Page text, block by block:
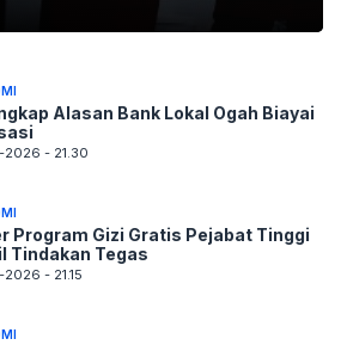
Alasan Bank Lokal Ogah Biayai
- 21.30
Program Gizi Gratis Pejabat Tinggi
Tindakan Tegas
- 21.15